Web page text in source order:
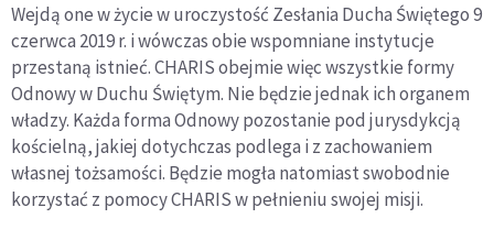
Wejdą one w życie w uroczystość Zesłania Ducha Świętego 9
czerwca 2019 r. i wówczas obie wspomniane instytucje
przestaną istnieć. CHARIS obejmie więc wszystkie formy
Odnowy w Duchu Świętym. Nie będzie jednak ich organem
władzy. Każda forma Odnowy pozostanie pod jurysdykcją
kościelną, jakiej dotychczas podlega i z zachowaniem
własnej tożsamości. Będzie mogła natomiast swobodnie
korzystać z pomocy CHARIS w pełnieniu swojej misji.